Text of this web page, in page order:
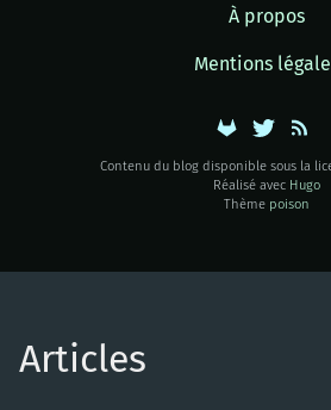
À propos
Mentions
Contenu du blog disponible sous la
Réalisé avec Hugo
Thème poison
Articles